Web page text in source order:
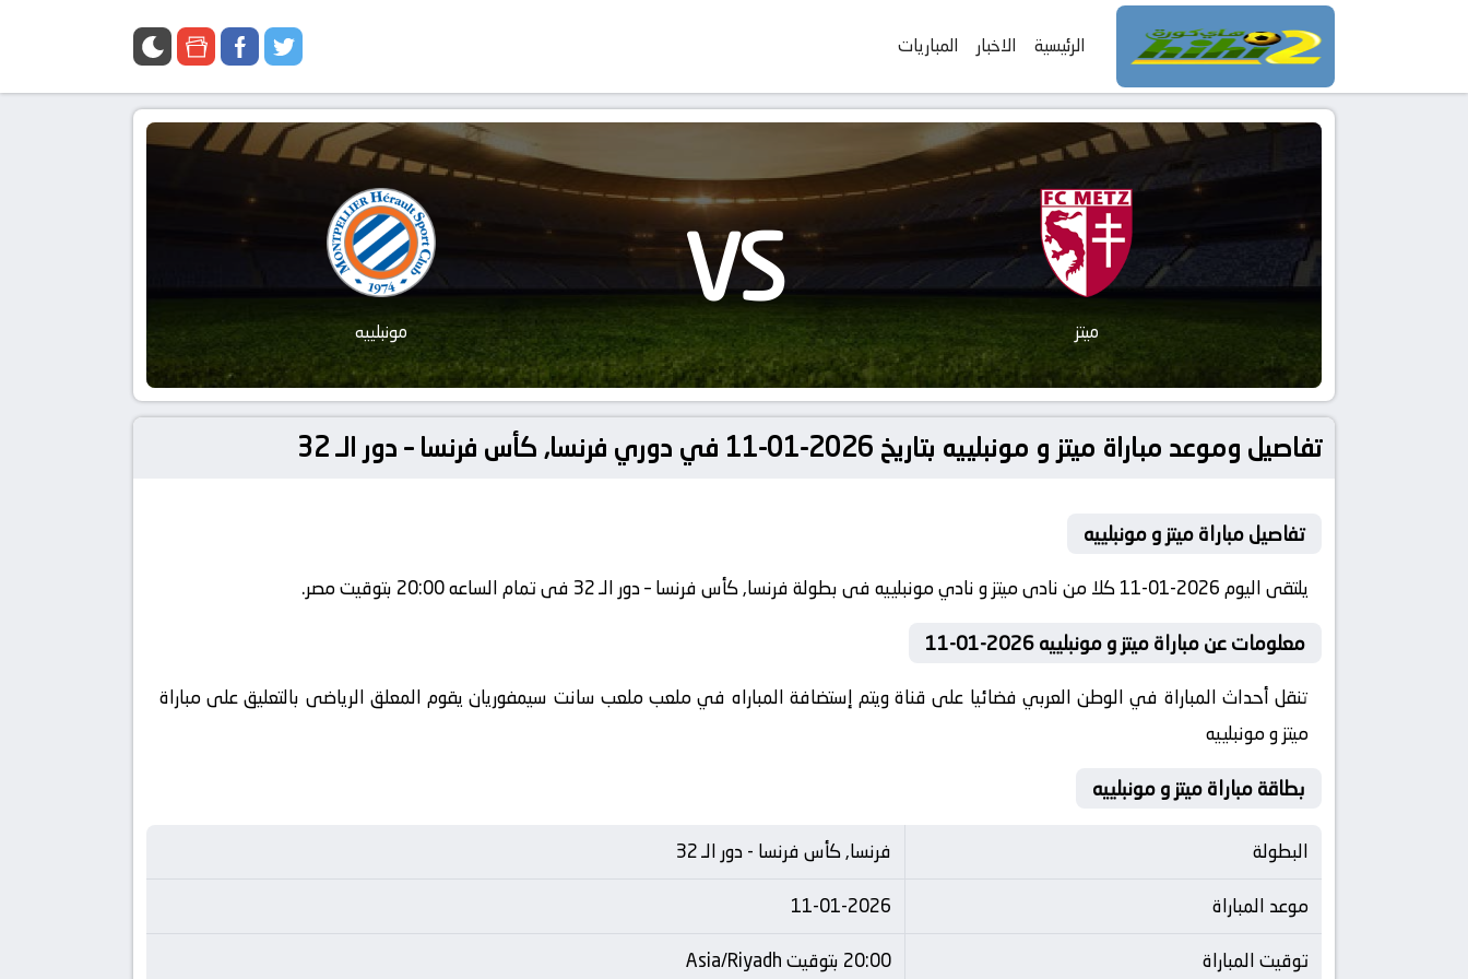
الرئيسية الاخبار المباريات
ميتز VS مونبلييه
تفاصيل وموعد مباراة ميتز و مونبلييه بتاريخ 2026-01-11 في دوري فرنسا, كأس فرنسا – دور الـ 32
تفاصيل مباراة ميتز و مونبلييه
يلتقى اليوم 2026-01-11 كلا من نادى ميتز و نادي مونبلييه فى بطولة فرنسا, كأس فرنسا – دور الـ 32 فى تمام الساعه 20:00 بتوقيت مصر.
معلومات عن مباراة ميتز و مونبلييه 2026-01-11
تنقل أحداث المباراة في الوطن العربي فضائيا على قناة ويتم إستضافة المباراه في ملعب ملعب سانت سيمفوريان يقوم المعلق الرياضى بالتعليق على مباراة
ميتز و مونبلييه
بطاقة مباراة ميتز و مونبلييه
البطولة
فرنسا, كأس فرنسا - دور الـ 32
موعد المباراة
11-01-2026
توقيت المباراة
20:00 بتوقيت Asia/Riyadh